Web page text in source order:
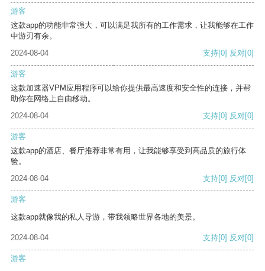
游客
这款app的功能非常强大，可以满足我所有的工作需求，让我能够在工作
中游刃有余。
2024-08-04
支持[0] 反对[0]
游客
这款加速器VPM应用程序可以给你提供最高速度和安全性的连接，并帮
助你在网络上自由移动。
2024-08-04
支持[0] 反对[0]
游客
这款app的酒店、餐厅推荐非常有用，让我能够享受到高品质的旅行体
验。
2024-08-04
支持[0] 反对[0]
游客
这款app就像我的私人导游，带我领略世界各地的美景。
2024-08-04 支持[0] 反对[0]
游客